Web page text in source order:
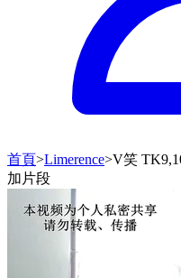
首頁>Limerence>V笑
加片段